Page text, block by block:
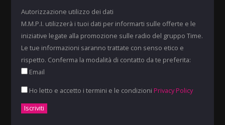
Autorizzazione utilizzo dei dati
M.M.P.I. utilizzerà i tuoi dati per informarti sulle offerte e le
iniziative legate alla promozione sulle radio del gruppo Time.
Le tue informazioni saranno trattate con senso etico e
rispetto. Conferma la modalità di contatto da te preferita:
Email
Ho letto e accetto i termini e le condizioni Privacy Policy